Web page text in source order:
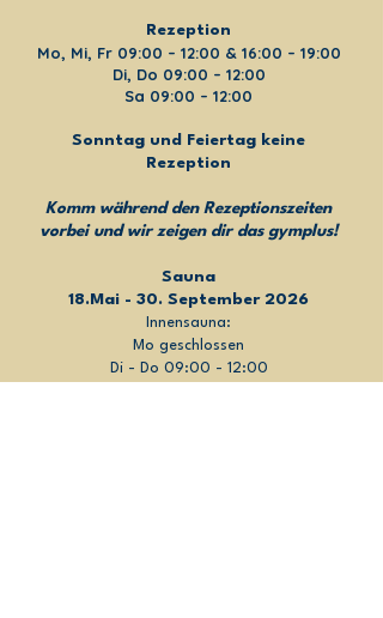
Rezeption
Mo, Mi, Fr 09:00 – 12:00 & 16:00 – 19:00
Di, Do 09:00 – 12:00
Sa 09:00 – 12:00
Sonntag und Feiertag keine
Rezeption
Komm während den Rezeptionszeiten
vorbei und wir zeigen dir das gymplus!
Sauna
18.Mai - 30. September 2026
Innensauna:
Mo geschlossen
Di - Do 09:00 - 12:00